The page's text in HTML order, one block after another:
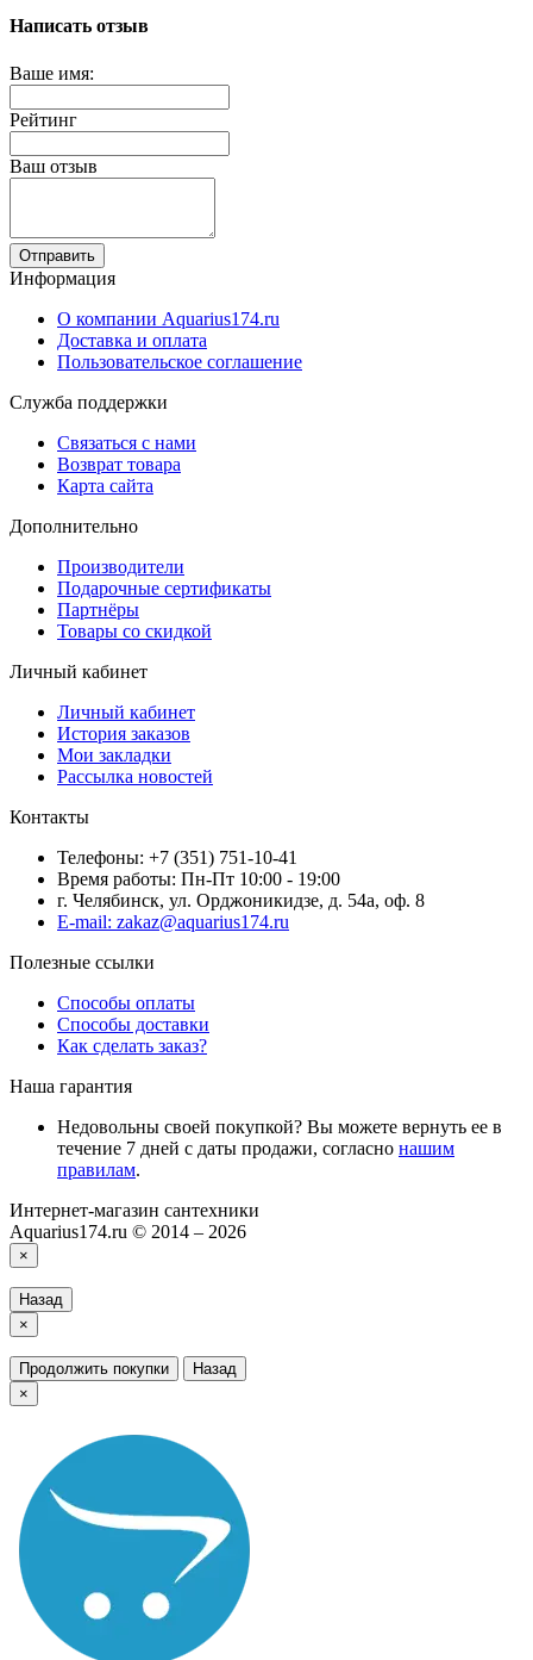
Написать отзыв
Ваше имя:
Рейтинг
Ваш отзыв
Отправить
Информация
О компании Aquarius174.ru
Доставка и оплата
Пользовательское соглашение
Служба поддержки
Связаться с нами
Возврат товара
Карта сайта
Дополнительно
Производители
Подарочные сертификаты
Партнёры
Товары со скидкой
Личный кабинет
Личный кабинет
История заказов
Мои закладки
Рассылка новостей
Контакты
Телефоны: +7 (351) 751-10-41
Время работы: Пн-Пт 10:00 - 19:00
г. Челябинск, ул. Орджоникидзе, д. 54а, оф. 8
E-mail: zakaz@aquarius174.ru
Полезные ссылки
Способы оплаты
Способы доставки
Как сделать заказ?
Наша гарантия
Недовольны своей покупкой? Вы можете вернуть ее в
течение 7 дней с даты продажи, согласно нашим
правилам.
Интернет-магазин сантехники
Aquarius174.ru © 2014 – 2026
×
Назад
×
Продолжить покупки
Назад
×